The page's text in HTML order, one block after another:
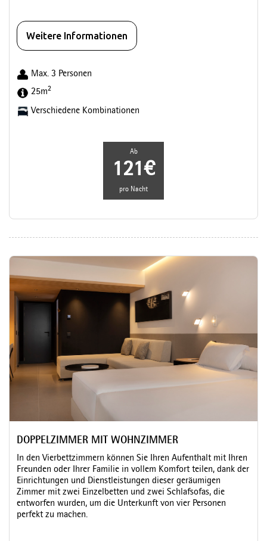
Weitere Informationen
Max. 3 Personen
25m2
Verschiedene Kombinationen
Ab
121€
pro Nacht
DOPPELZIMMER MIT WOHNZIMMER
In den Vierbettzimmern können Sie Ihren Aufenthalt mit Ihren
Freunden oder Ihrer Familie in vollem Komfort teilen, dank der
Einrichtungen und Dienstleistungen dieser geräumigen
Zimmer mit zwei Einzelbetten und zwei Schlafsofas, die
entworfen wurden, um die Unterkunft von vier Personen
perfekt zu machen.